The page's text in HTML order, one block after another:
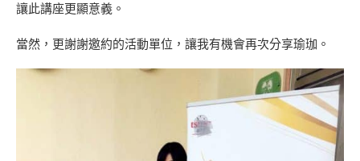
讓此講座更顯意義。
當然，更謝謝邀約的活動單位，讓我有機會再次分享瑜珈。